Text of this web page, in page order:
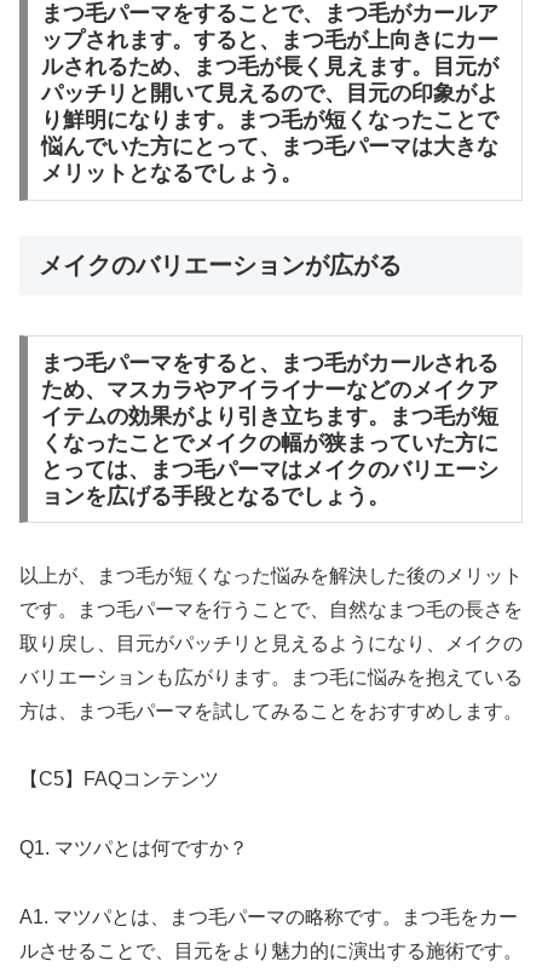
まつ毛パーマをすることで、まつ毛がカールア
ップされます。すると、まつ毛が上向きにカー
ルされるため、まつ毛が長く見えます。目元が
パッチリと開いて見えるので、目元の印象がよ
り鮮明になります。まつ毛が短くなったことで
悩んでいた方にとって、まつ毛パーマは大きな
メリットとなるでしょう。
メイクのバリエーションが広がる
まつ毛パーマをすると、まつ毛がカールされる
ため、マスカラやアイライナーなどのメイクア
イテムの効果がより引き立ちます。まつ毛が短
くなったことでメイクの幅が狭まっていた方に
とっては、まつ毛パーマはメイクのバリエーシ
ョンを広げる手段となるでしょう。
以上が、まつ毛が短くなった悩みを解決した後のメリット
です。まつ毛パーマを行うことで、自然なまつ毛の長さを
取り戻し、目元がパッチリと見えるようになり、メイクの
バリエーションも広がります。まつ毛に悩みを抱えている
方は、まつ毛パーマを試してみることをおすすめします。
【C5】FAQコンテンツ
Q1. マツパとは何ですか？
A1. マツパとは、まつ毛パーマの略称です。まつ毛をカー
ルさせることで、目元をより魅力的に演出する施術です。